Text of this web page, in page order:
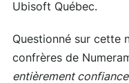
Ubisoft Québec.
Questionné sur cette
confrères de
entièrement confiance